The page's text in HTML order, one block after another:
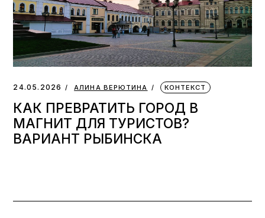
24.05.2026 АЛИНА ВЕРЮТИНА КОНТЕКСТ
КАК ПРЕВРАТИТЬ ГОРОД В
МАГНИТ ДЛЯ ТУРИСТОВ?
ВАРИАНТ РЫБИНСКА